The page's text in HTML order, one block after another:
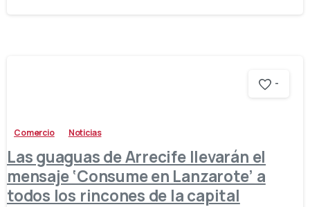
-
Comercio Noticias
Las guaguas de Arrecife llevarán el
mensaje ‘Consume en Lanzarote’ a
todos los rincones de la capital